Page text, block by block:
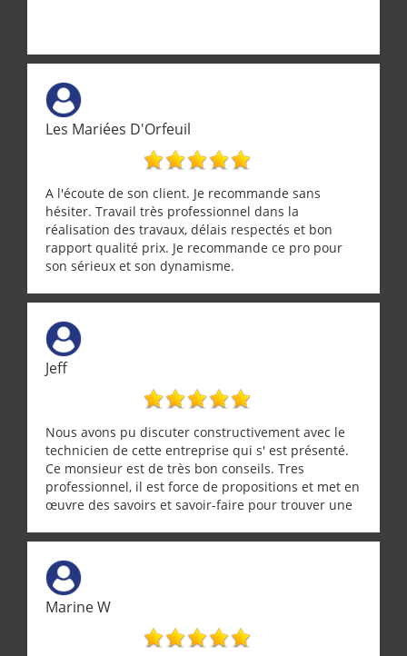
Les Mariées D'Orfeuil
A l'écoute de son client. Je recommande sans
hésiter. Travail très professionnel dans la
réalisation des travaux, délais respectés et bon
rapport qualité prix. Je recommande ce pro pour
son sérieux et son dynamisme.
Jeff
Nous avons pu discuter constructivement avec le
technicien de cette entreprise qui s' est présenté.
Ce monsieur est de très bon conseils. Tres
professionnel, il est force de propositions et met en
œuvre des savoirs et savoir-faire pour trouver une
demande de l écoute et de la considération, ce qui
ne se trouve que chez les pationnés de leur métier.
Merci a ce monsieur pour sa disponibilité
Marine W